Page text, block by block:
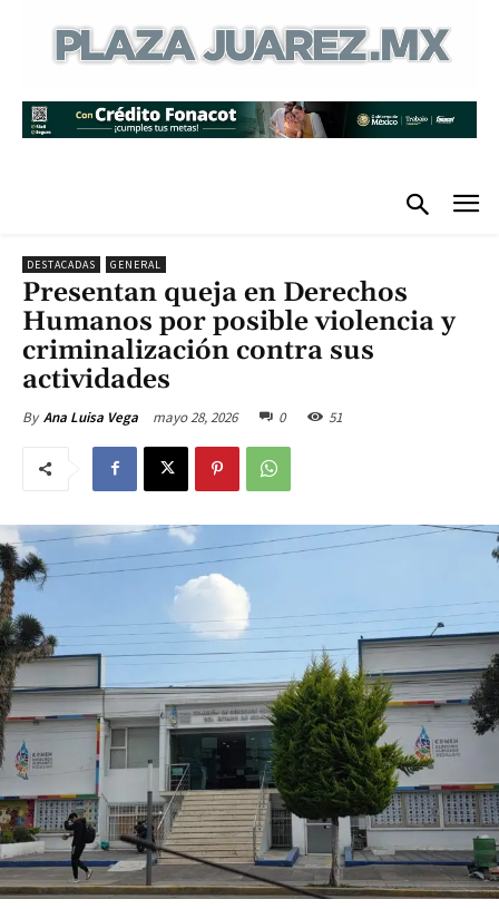
DESTACADAS GENERAL
Presentan queja en Derechos
Humanos por posible violencia y
criminalización contra sus
actividades
By Ana Luisa Vega mayo 28, 2026 0 51